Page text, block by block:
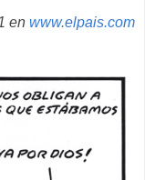
en www.elpais.com